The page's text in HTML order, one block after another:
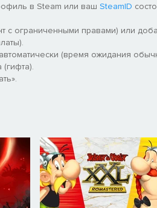
в Steam или ваш SteamID
с ограниченными правами) или
(время ожидания